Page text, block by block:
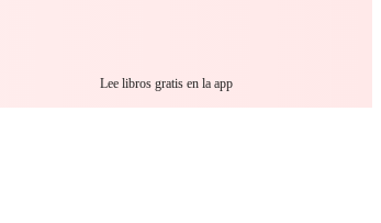
Lee libros gratis en la app